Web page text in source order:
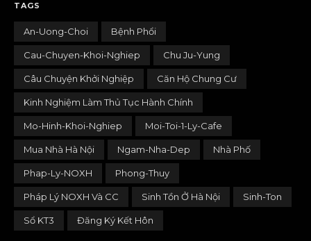
TAGS
An-Uong-Choi Bệnh Phổi
Cau-Chuyen-Khoi-Nghiep Chu Ju-Yung
Câu Chuyện Khởi Nghiệp Căn Hộ Chung Cư
Kinh Nghiệm Làm Thủ Tục Hành Chính
Mo-Hinh-Khoi-Nghiep Moi-Toi-1-Ly-Cafe
Mua Nhà Hà Nội Ngam-Nha-Dep Nhà Phố
Phap-Ly-NOXH Phong-Thuy
Pháp Lý NOXH Và CC Sinh Tồn Ở Hà Nội Sinh-Ton
Sổ KT3 Đăng Ký Kết Hôn